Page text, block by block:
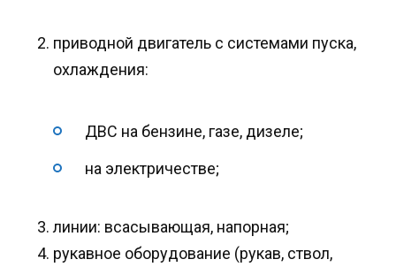
приводной двигатель с системами пуска,
охлаждения:
ДВС на бензине, газе, дизеле;
на электричестве;
линии: всасывающая, напорная;
рукавное оборудование (рукав, ствол,